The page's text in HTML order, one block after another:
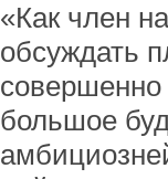
«Как член
обсуждать
совершенно
большое